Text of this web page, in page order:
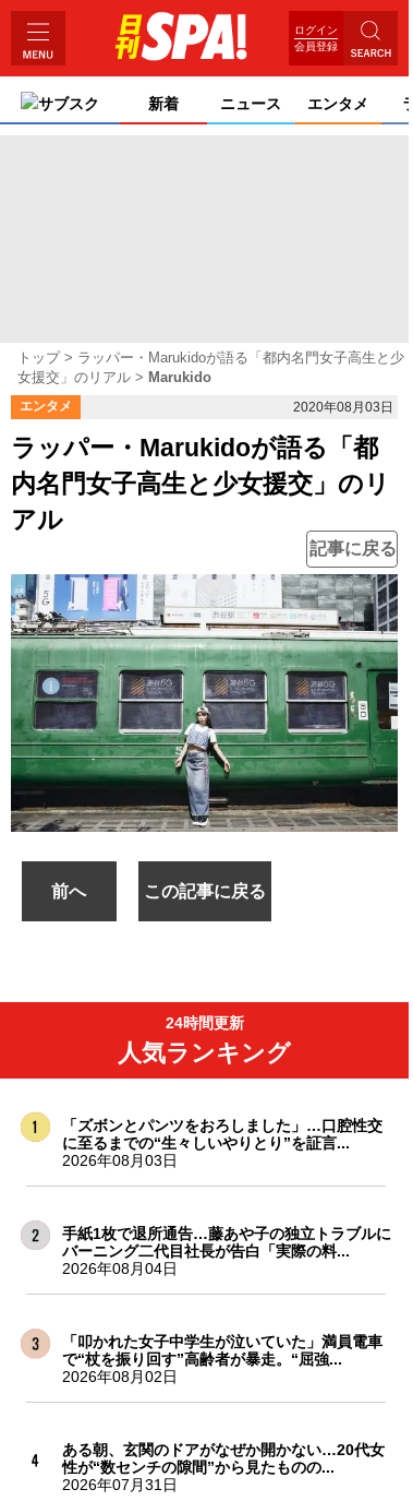
ログイン
会員登録
サブスク 新着 ニュース エンタメ
トップ
ラッパー・Marukidoが語る「都内名門女子高生と少
女援交」のリアル
Marukido
エンタメ 2020年08月03日
ラッパー・Marukidoが語る「都
内名門女子高生と少女援交」のリ
アル
記事に戻る
前へ この記事に戻る
24時間更新
人気ランキング
「ズボンとパンツをおろしました」…口腔性交
に至るまでの“生々しいやりとり”を証言...
2026年08月03日
手紙1枚で退所通告…藤あや子の独立トラブルに
バーニング二代目社長が告白「実際の料...
2026年08月04日
「叩かれた女子中学生が泣いていた」満員電車
で“杖を振り回す”高齢者が暴走。“屈強...
2026年08月02日
ある朝、玄関のドアがなぜか開かない…20代女
性が“数センチの隙間”から見たものの...
2026年07月31日